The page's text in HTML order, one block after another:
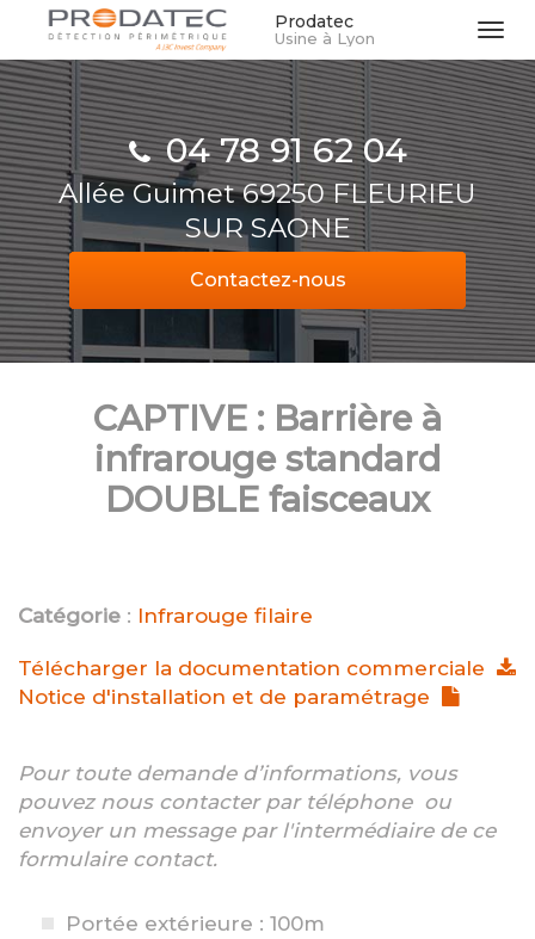
Aller
contenu
principal
Prodatec
Usine à Lyon
04 78 91 62 04
Allée Guimet 69250 FLEURIEU
SUR SAONE
Contactez-nous
CAPTIVE : Barrière à
infrarouge standard
DOUBLE faisceaux
Catégorie : Infrarouge filaire
Télécharger la documentation commerciale
Notice d'installation et de paramétrage
Pour toute demande d’informations, vous
pouvez nous contacter par téléphone ou
envoyer un message par l'intermédiaire de ce
formulaire contact.
Portée extérieure : 100m